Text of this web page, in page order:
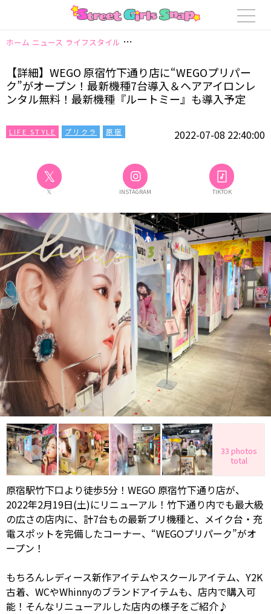
ホーム ニュース ライフスタイル 【詳細】WEGO 原宿竹下通り店に
【詳細】WEGO 原宿竹下通り店に“WEGOプリパー
ク”がオープン！最新機種7台導入＆ヘアアイロンレ
ンタル無料！最新機種『ルートミー』も導入予定
LIFE STYLE プリクラ 原宿 2022-07-08 22:40:00
𝕏
𝕏 INSTAGRAM TIKTOK
33 photos
total
原宿駅竹下口より徒歩5分！WEGO 原宿竹下通り店が、
2022年2月19日(土)にリニューアル！竹下通り内でも最大級
の広さの店内に、計7台もの最新プリ機種と、メイク台・充
電スポットを完備したコーナー、“WEGOプリパーク”がオ
ープン！
もちろんレディース新作アイテムやスクールアイテム、Y2K
古着、WCやWhinnyのブランドアイテムも、店内で購入可
能！そんなリニューアルした店内の様子をご紹介♪